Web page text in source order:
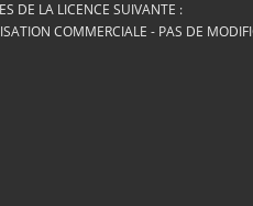
DE LA LICENCE SUIVANTE :
COMMERCIALE - PAS DE